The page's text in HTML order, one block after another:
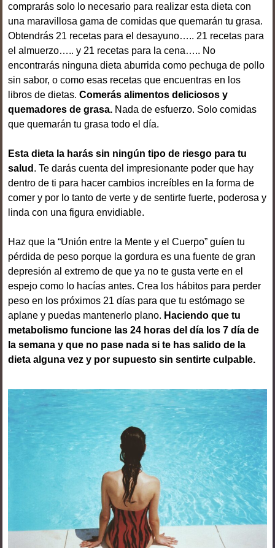
comprarás solo lo necesario para realizar esta dieta con
una maravillosa gama de comidas que quemarán tu grasa.
Obtendrás 21 recetas para el desayuno….. 21 recetas para
el almuerzo….. y 21 recetas para la cena….. No
encontrarás ninguna dieta aburrida como pechuga de pollo
sin sabor, o como esas recetas que encuentras en los
libros de dietas.Comerás alimentos deliciosos y
quemadores de grasa. Nada de esfuerzo. Solo comidas
que quemarán tu grasa todo el día.
Esta dieta la harás sin ningún tipo de riesgo para tu
salud . Te darás cuenta del impresionante poder que hay
dentro de ti para hacer cambios increíbles en la forma de
comer y por lo tanto de verte y de sentirte fuerte, poderosa y
linda con una figura envidiable.
Haz que la “Unión entre la Mente y el Cuerpo” guíen tu
pérdida de peso porque la gordura es una fuente de gran
depresión al extremo de que ya no te gusta verte en el
espejo como lo hacías antes. Crea los hábitos para perder
peso en los próximos 21 días para que tu estómago se
aplane y puedas mantenerlo plano. Haciendo que tu
metabolismo funcione las 24 horas del día los 7 día de
la semana y que no pase nada si te has salido de la
dieta alguna vez y por supuesto sin sentirte culpable.